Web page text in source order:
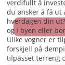
verdifullt å
du ønsker å få ut
hverdagen din
og i byen eller
Ulike vogner er
forskjell på
tilpasset terreng